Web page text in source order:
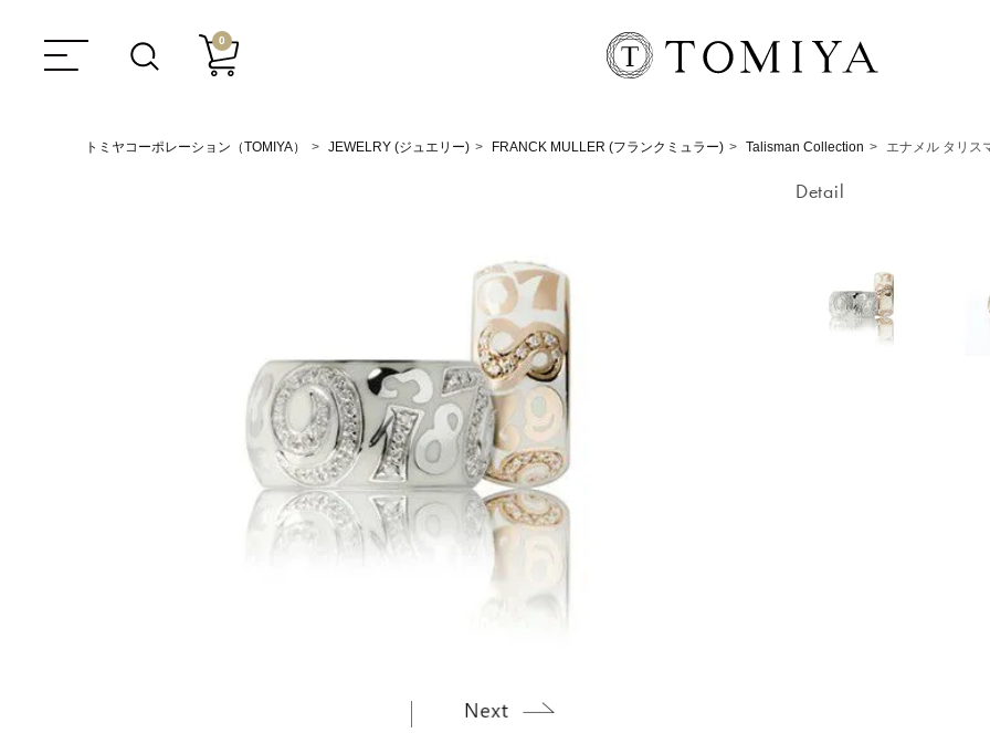
0
トミヤコーポレーション（TOMIYA） JEWELRY (ジュエリー) FRANCK MULLER (フランクミュラー) Talisman Collection エナメル タリス
Detail